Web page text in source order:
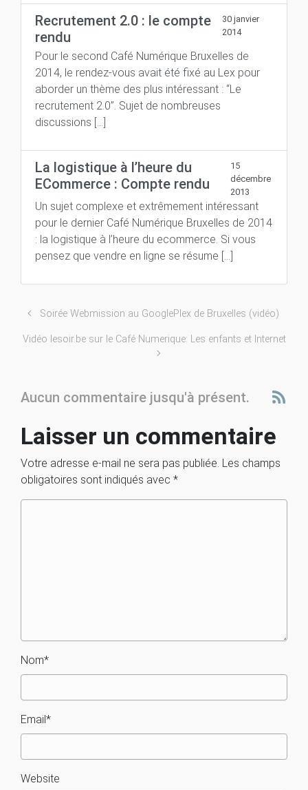
Recrutement 2.0 : le compte
rendu
30 janvier
2014
Pour le second Café Numérique Bruxelles de
2014, le rendez-vous avait été fixé au Lex pour
aborder un thème des plus intéressant : “Le
recrutement 2.0”. Sujet de nombreuses
discussions […]
La logistique à l’heure du
ECommerce : Compte rendu
15
décembre
2013
Un sujet complexe et extrêmement intéressant
pour le dernier Café Numérique Bruxelles de 2014
: la logistique à l’heure du ecommerce. Si vous
pensez que vendre en ligne se résume […]
Soirée Webmission au GooglePlex de Bruxelles (vidéo)
Vidéo lesoir.be sur le Café Numerique: Les enfants et Internet
Aucun commentaire jusqu'à présent.
Laisser un commentaire
Votre adresse e-mail ne sera pas publiée. Les champs
obligatoires sont indiqués avec *
Nom*
Email *
Website